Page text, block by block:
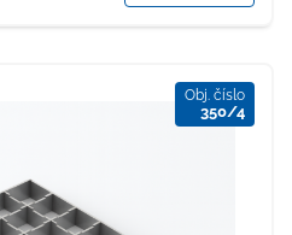
Obj. číslo
350/4